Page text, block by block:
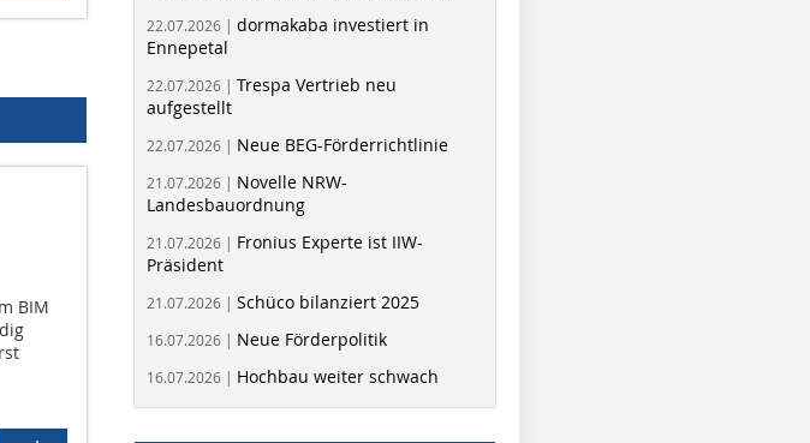
BIM
22.07.2026 | dormakaba investiert in
Ennepetal
22.07.2026 | Trespa Vertrieb neu
aufgestellt
22.07.2026 | Neue BEG-Förderrichtlinie
21.07.2026 | Novelle NRW-
Landesbauordnung
21.07.2026 | Fronius Experte ist IIW-
Präsident
21.07.2026 | Schüco bilanziert 2025
16.07.2026 | Neue Förderpolitik
16.07.2026 | Hochbau weiter schwach